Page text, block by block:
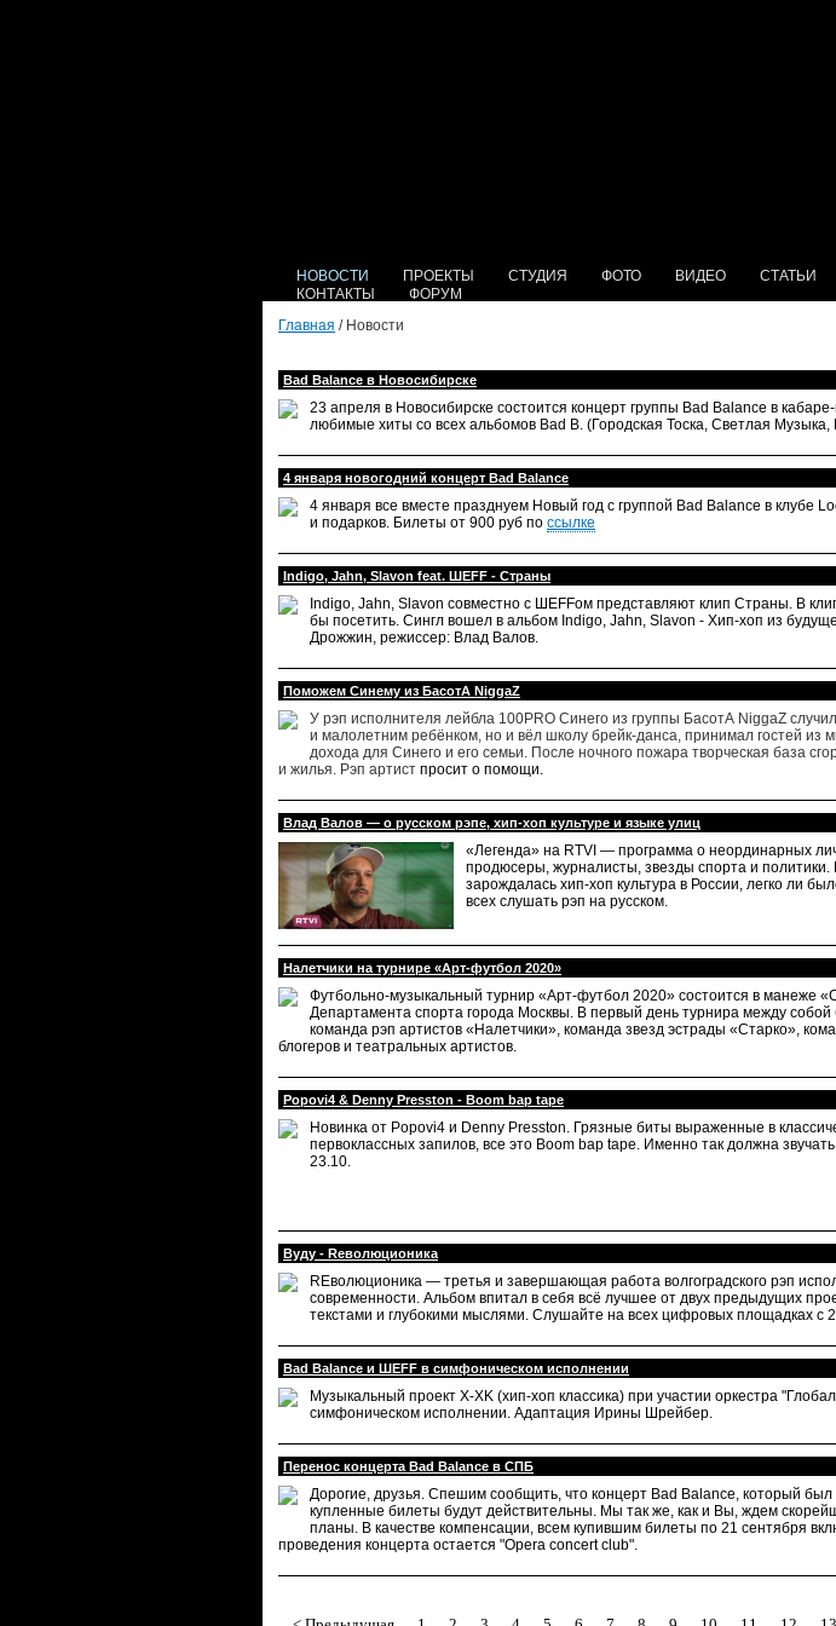
НОВОСТИ ПРОЕКТЫ СТУДИЯ ФОТО ВИДЕО СТАТЬИ
КОНТАКТЫ
ФОРУМ
Главная / Новости
Bad Balance в Новосибирске
23 апреля в Новосибирске состоится концерт группы Bad Balance в
любимые хиты со всех альбомов Bad B. (Городская Тоска, Светлая
4 января новогодний концерт Bad Balance
4 января все вместе празднуем Новый год с группой Bad Balance в клубе
и подарков. Билеты от 900 руб по ссылке
Indigo, Jahn, Slavon feat. ШЕFF - Страны
Indigo, Jahn, Slavon совместно с ШЕFFом представляют клип Страны. В
бы посетить. Сингл вошел в альбом Indigo, Jahn, Slavon - Хип-хоп из
Дрожжин, режиссер: Влад Валов.
Поможем Синему из БасотА NiggaZ
У рэп исполнителя лейбла 100PRO Синего из группы БасотА NiggaZ
и малолетним ребёнком, но и вёл школу брейк-данса, принимал гостей
дохода для Синего и его семьи. После ночного пожара творческая база
и жилья. Рэп артист просит о помощи.
Влад Валов — о русском рэпе, хип-хоп культуре и языке улиц
«Легенда» на RTVI — программа о неординарных
продюсеры, журналисты, звезды спорта и
зарождалась хип-хоп культура в России, легко ли
всех слушать рэп на русском.
Налетчики на турнире «Арт-футбол 2020»
Футбольно-музыкальный турнир «Арт-футбол 2020» состоится в манеже
Департамента спорта города Москвы. В первый день турнира между собой
команда рэп артистов «Налетчики», команда звезд эстрады «Старко»,
блогеров и театральных артистов.
Popovi4 & Denny Presston - Boom bap tape
Новинка от Popovi4 и Denny Presston. Грязные биты выраженные в
первоклассных запилов, все это Boom bap tape. Именно так должна
23.10.
Вуду - Reволюционика
REволюционика — третья и завершающая работа волгоградского рэп
современности. Альбом впитал в себя всё лучшее от двух предыдущих
текстами и глубокими мыслями. Слушайте на всех цифровых площадках с
Bad Balance и ШЕFF в симфоническом исполнении
Музыкальный проект X-XK (хип-хоп классика) при участии оркестра
симфоническом исполнении. Адаптация Ирины Шрейбер.
Перенос концерта Bad Balance в СПБ
Дорогие, друзья. Спешим сообщить, что концерт Bad Balance, который
купленные билеты будут действительны. Мы так же, как и Вы, ждем
планы. В качестве компенсации, всем купившим билеты по 21 сентября
проведения концерта остается "Opera concert club".